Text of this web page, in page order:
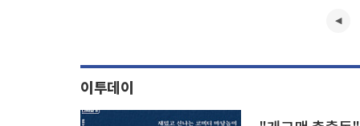
이투데이